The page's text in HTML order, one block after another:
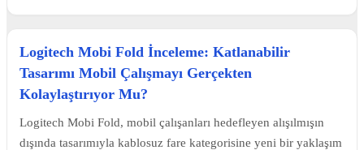
Logitech Mobi Fold İnceleme: Katlanabilir
Tasarımı Mobil Çalışmayı Gerçekten
Kolaylaştırıyor Mu?
Logitech Mobi Fold, mobil çalışanları hedefleyen alışılmışın
dışında tasarımıyla kablosuz fare kategorisine yeni bir yaklaşım